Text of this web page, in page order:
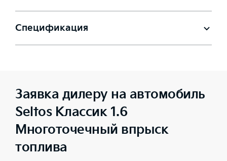
Спецификация
Заявка дилеру на автомобиль
Seltos Классик 1.6
Многоточечный впрыск
топлива